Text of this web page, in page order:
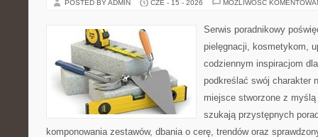
POSTED BY ADMIN CZE - 15 - 2026 MOŻLIWOŚĆ
Serwis poradnikowy
pielęgnacji, kosmetykom,
codziennym inspiracjom
podkreślać swój charakter
miejsce stworzone z
szukają przystępnych
komponowania zestawów, dbania o cerę, trendów oraz